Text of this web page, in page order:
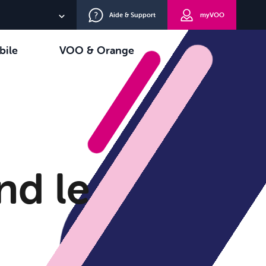
NL
Aide & Support myVOO
VOO & Orange
le